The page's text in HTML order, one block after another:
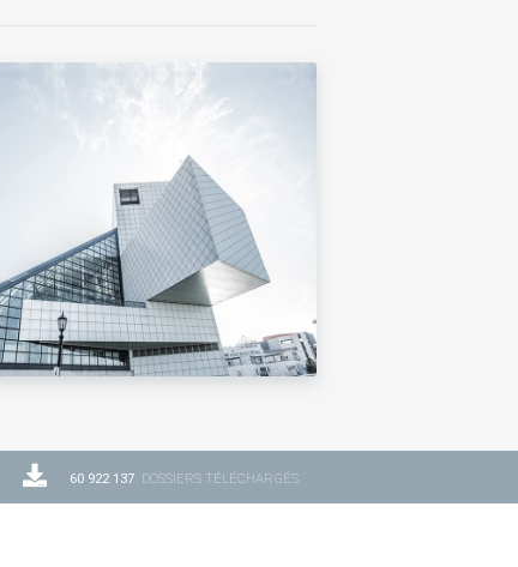
60 922 137 DOSSIERS TÉLÉCHARGÉS